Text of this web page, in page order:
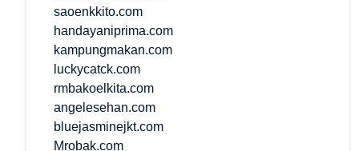
saoenkkito.com
handayaniprima.com
kampungmakan.com
luckycatck.com
rmbakoelkita.com
angelesehan.com
bluejasminejkt.com
Mrobak.com